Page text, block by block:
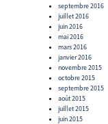
septembre 2016
juillet 2016
juin 2016
mai 2016
mars 2016
janvier 2016
novembre 2015
octobre 2015
septembre 2015
août 2015
juillet 2015
juin 2015